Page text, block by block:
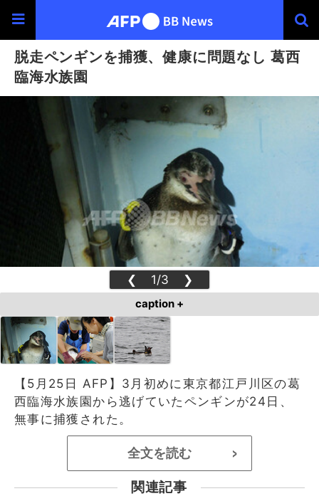
脱走ペンギンを捕獲、健康に問題なし 葛西
臨海水族園
❮ 1/3 ❯
caption +
【5月25日 AFP】3月初めに東京都江戸川区の葛
西臨海水族園から逃げていたペンギンが24日、
無事に捕獲された。
全文を読む >
関連記事